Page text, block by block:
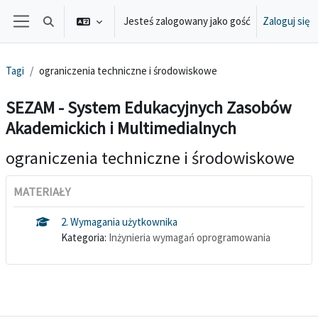
Przejdź do głównej zawartości
Panel boczny
Przełącznik wyszukiwarkiJesteś zalogowany jako gość Zaloguj się
Tagi ograniczenia techniczne i środowiskowe
SEZAM - System Edukacyjnych Zasobów
Akademickich i Multimedialnych
ograniczenia techniczne i środowiskowe
MATERIAŁY
2. Wymagania użytkownika
Kategoria: Inżynieria wymagań oprogramowania